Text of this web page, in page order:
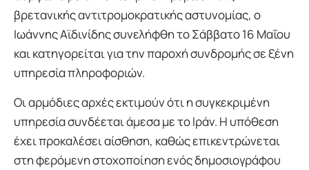
βρετανικής αντιτρομοκρατικής αστυνομίας, ο
Ιωάννης Αϊδινίδης συνελήφθη το Σάββατο 16 Μαΐου
και κατηγορείται για την παροχή συνδρομής σε ξένη
υπηρεσία πληροφοριών.
Οι αρμόδιες αρχές εκτιμούν ότι η συγκεκριμένη
υπηρεσία συνδέεται άμεσα με το Ιράν. Η υπόθεση
έχει προκαλέσει αίσθηση, καθώς επικεντρώνεται
στη φερόμενη στοχοποίηση ενός δημοσιογράφου